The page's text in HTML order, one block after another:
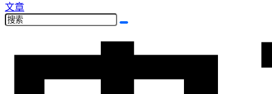
文章